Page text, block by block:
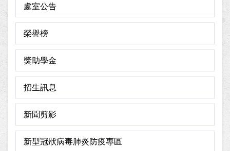
處室公告
榮譽榜
獎助學金
招生訊息
新聞剪影
新型冠狀病毒肺炎防疫專區